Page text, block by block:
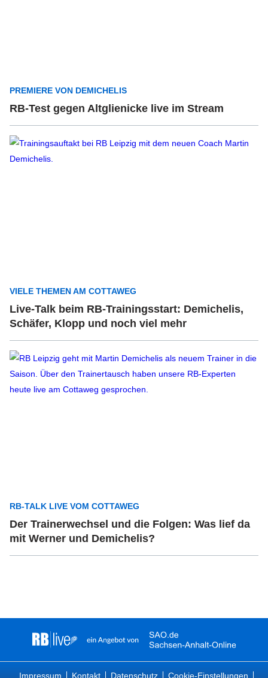
PREMIERE VON DEMICHELIS
RB-Test gegen Altglienicke live im Stream
VIELE THEMEN AM COTTAWEG
Live-Talk beim RB-Trainingsstart: Demichelis,
Schäfer, Klopp und noch viel mehr
RB-TALK LIVE VOM COTTAWEG
Der Trainerwechsel und die Folgen: Was lief da
mit Werner und Demichelis?
Impressum Kontakt Datenschutz Cookie-Einstellungen